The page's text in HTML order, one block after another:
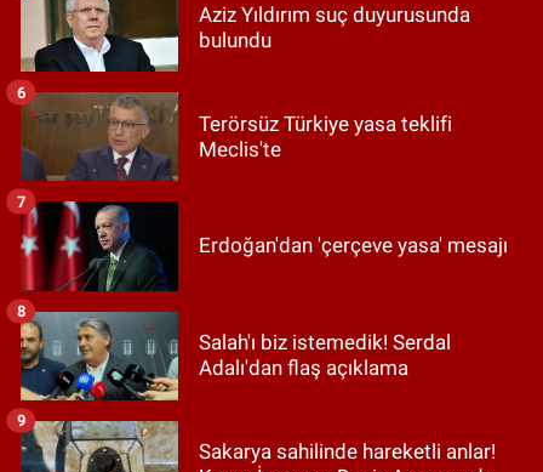
Aziz Yıldırım suç duyurusunda
bulundu
Terörsüz Türkiye yasa teklifi
Meclis'te
6
Erdoğan'dan 'çerçeve yasa' mesajı
7
Salah'ı biz istemedik! Serdal
Adalı'dan flaş açıklama
8
Sakarya sahilinde hareketli anlar!
9